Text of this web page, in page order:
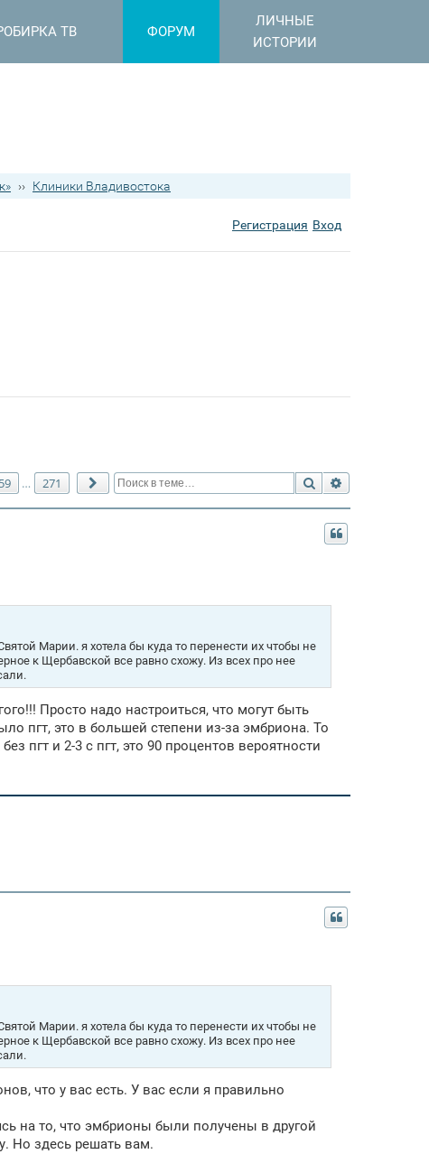
ТВ ФОРУМ
ЛИЧНЫЕ
ИСТОРИИ
›› Клиники Владивостока
Регистрация Вход
Поиск
… 271 След.
Марии. я хотела бы куда то перенести их чтобы не
к Щербавской все равно схожу. Из всех про нее
Просто надо настроиться, что могут быть
пгт, это в большей степени из-за эмбриона. То
пгт и 2-3 с пгт, это 90 процентов вероятности
Марии. я хотела бы куда то перенести их чтобы не
к Щербавской все равно схожу. Из всех про нее
что у вас есть. У вас если я правильно
на то, что эмбрионы были получены в другой
Но здесь решать вам.